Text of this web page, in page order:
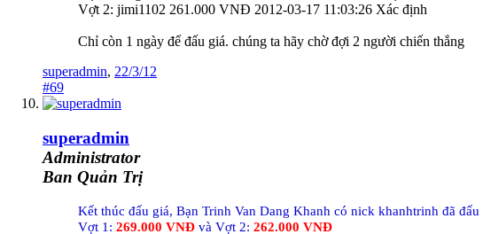
Vợt 2: jimi1102 261.000 VNĐ 2012-03-17 11:03:26 Xác định
Chỉ còn 1 ngày để đấu giá. chúng ta hãy chờ đợi 2 người chiến thắng
superadmin, 22/3/12
#69
superadmin
Administrator
Ban Quản Trị
Kết thúc đấu giá, Bạn Trinh Van Dang Khanh có nick khanhtrinh đã
Vợt 1: 269.000 VNĐ và Vợt 2: 262.000 VNĐ